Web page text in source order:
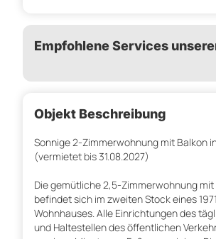
Empfohlene Services
Objekt Beschreibung
Sonnige 2-Zimmerwohnung mit Balkon
(vermietet bis 31.08.2027)
Die gemütliche 2,5-Zimmerwohnung mit
befindet sich im zweiten Stock eines
Wohnhauses. Alle Einrichtungen des
und Haltestellen des öffentlichen